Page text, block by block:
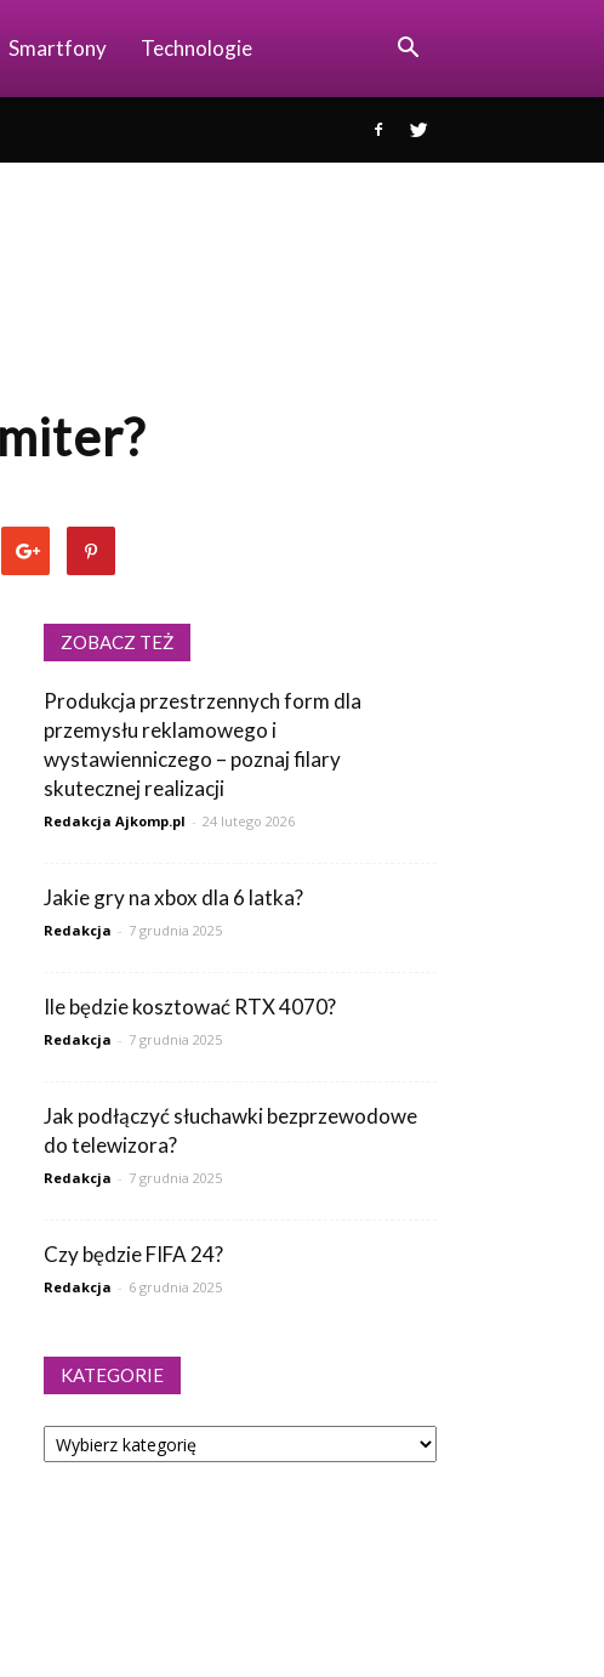
Smartfony Technologie
ZOBACZ TEŻ
Produkcja przestrzennych form dla
przemysłu reklamowego i
wystawienniczego – poznaj filary
skutecznej realizacji
Redakcja Ajkomp.pl - 24 lutego 2026
Jakie gry na xbox dla 6 latka?
Redakcja - 7 grudnia 2025
Ile będzie kosztować RTX 4070?
Redakcja - 7 grudnia 2025
Jak podłączyć słuchawki bezprzewodowe
do telewizora?
Redakcja - 7 grudnia 2025
Czy będzie FIFA 24?
Redakcja - 6 grudnia 2025
KATEGORIE
Kategorie